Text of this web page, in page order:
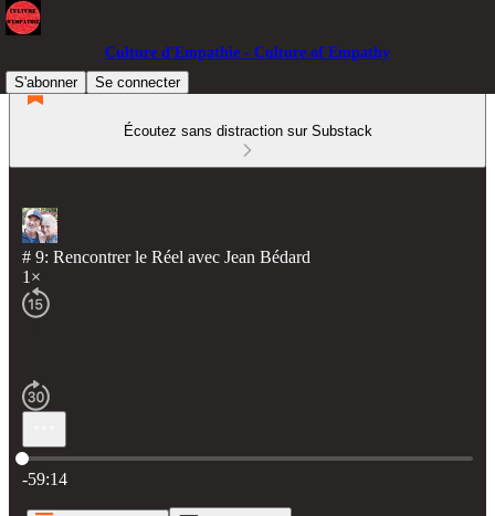
Culture d'Empathie - Culture of Empathy
S'abonner
Se connecter
Écoutez sans distraction sur Substack
# 9: Rencontrer le Réel avec Jean Bédard
1×
Heure actuelle: 0:00 / Temps total: -59:14
-59:14